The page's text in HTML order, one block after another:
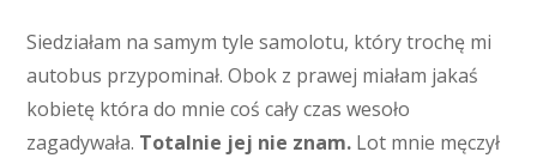
Siedziałam na samym tyle samolotu, który trochę mi
autobus przypominał. Obok z prawej miałam jakaś
kobietę która do mnie coś cały czas wesoło
zagadywała. Totalnie jej nie znam. Lot mnie męczył